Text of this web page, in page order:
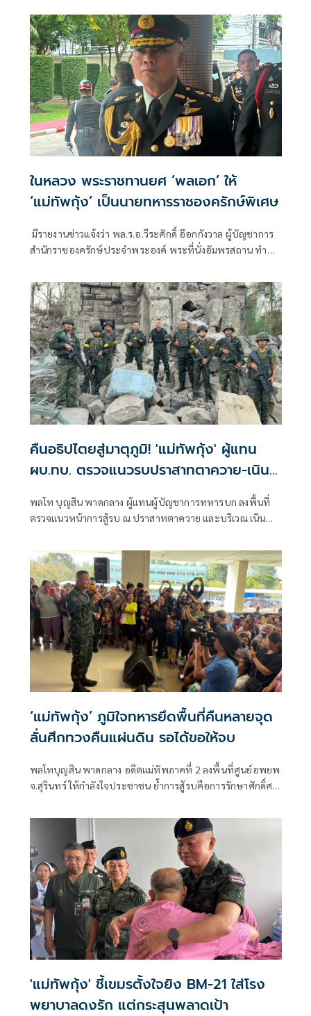
มีขวัญและกำลังใจที่ดี ซึ่งก็เข้าใจความลำบากของชาวบ้าน
ในหลวง พระราชทานยศ ‘พลเอก’ ให้
‘แม่ทัพกุ้ง’ เป็นนายทหารราชองครักษ์พิเศษ
มีรายงานข่าวแจ้งว่า พล.ร.อ.วีระศักดิ์ อ๊อกกังวาล ผู้บัญชาการ
สำนักราชองครักษ์ประจำพระองค์ พระที่นั่งอัมพรสถาน ทำ
คืนอธิปไตยสู่มาตุภูมิ! 'แม่ทัพกุ้ง' ผู้แทน
ผบ.ทบ. ตรวจแนวรบปราสาทตาควาย-เนิน
พลโท บุญสิน พาดกลาง ผู้แทนผู้บัญชาการทหารบก ลงพื้นที่
ตรวจแนวหน้าการสู้รบ ณ ปราสาทตาควาย และบริเวณ เนิน
พื้นที่จริง หลังถูกใช้เป็นฐานที่มั่นของฝ่ายตรงข้าม พร้อมติดตาม
ผลการปฏิบัติการที่กองกำลังไทยสามารถผลักดันผู้รุกรานและ
ยึดคืนพื้นที่อธิปไตยได้อย่างสมบูรณ์
‘แม่ทัพกุ้ง’ ภูมิใจทหารยึดพื้นที่คืนหลายจุด
ลั่นศึกทวงคืนแผ่นดิน รอได้ขอให้จบ
พลโทบุญสิน พาดกลาง อดีตแม่ทัพภาคที่ 2 ลงพื้นที่ศูนย์อพยพ
จ.สุรินทร์ ให้กำลังใจประชาชน ย้ำการสู้รบคือการรักษาศักดิ์ศรี
'แม่ทัพกุ้ง' ชี้เขมรตั้งใจยิง BM-21 ใส่โรง
พยาบาลดงรัก แต่กระสุนพลาดเป้า